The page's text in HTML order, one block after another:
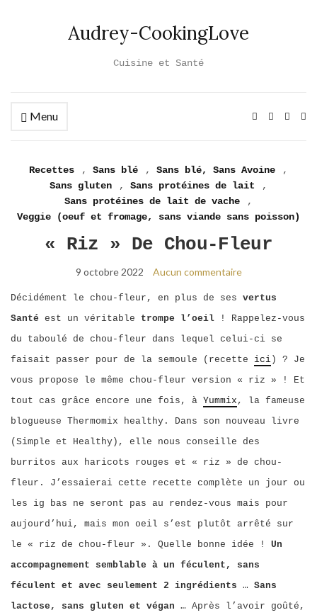
Audrey-CookingLove
Cuisine et Santé
Menu
Recettes , Sans blé , Sans blé, Sans Avoine
,
Sans gluten
, Sans protéines de lait
,
Sans protéines de lait de vache
,
Veggie (oeuf et fromage, sans viande sans poisson)
« Riz » De Chou-Fleur
9 octobre 2022 Aucun commentaire
Décidément le chou-fleur, en plus de ses vertus
Santé est un véritable trompe l’oeil ! Rappelez-vous
du taboulé de chou-fleur dans lequel celui-ci se
faisait passer pour de la semoule (recette ici ) ? Je
vous propose le même chou-fleur version « riz » ! Et
tout cas grâce encore une fois, à Yummix , la fameuse
blogueuse Thermomix healthy. Dans son nouveau livre
(Simple et Healthy), elle nous conseille des
burritos aux haricots rouges et « riz » de chou-
fleur. J’essaierai cette recette complète un jour ou
les ig bas ne seront pas au rendez-vous mais pour
aujourd’hui, mais mon oeil s’est plutôt arrêté sur
le « riz de chou-fleur ». Quelle bonne idée ! Un
accompagnement semblable à un féculent, sans
féculent et avec seulement 2 ingrédients … Sans
lactose, sans gluten et végan … Après l’avoir goûté,